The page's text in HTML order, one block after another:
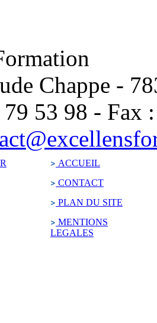
Chappe -
53 98 - Fax
ACCUEIL
CONTACT
PLAN DU SITE
MENTIONS
LEGALES